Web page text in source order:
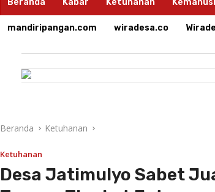
Beranda Kabar Ketuhanan
mandiripangan.com wiradesa.co
Beranda Ketuhanan
Ketuhanan
Desa Jatimulyo Sabet